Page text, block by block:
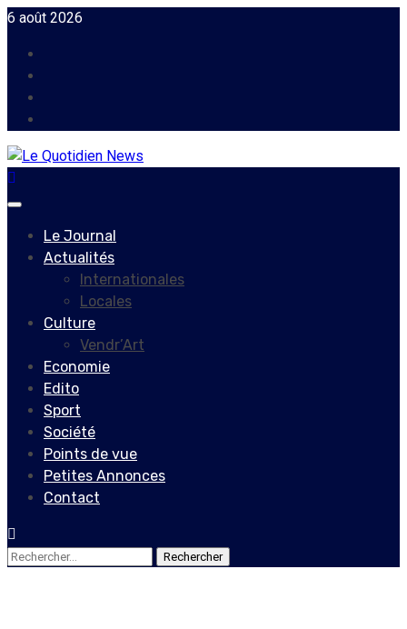
Skip
content
6 août 2026
Primary
Le Journal
Actualités
Internationales
Locales
Culture
Vendr’Art
Economie
Edito
Sport
Société
Points de vue
Petites Annonces
Contact
Rechercher :